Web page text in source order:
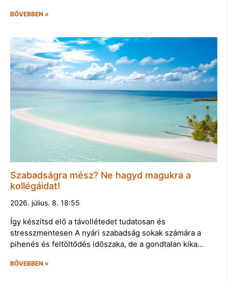
BŐVEBBEN »
Szabadságra mész? Ne hagyd magukra a
kollégáidat!
2026. július. 8. 18:55
Így készítsd elő a távollétedet tudatosan és
stresszmentesen A nyári szabadság sokak számára a
pihenés és feltöltődés időszaka, de a gondtalan kika…
BŐVEBBEN »